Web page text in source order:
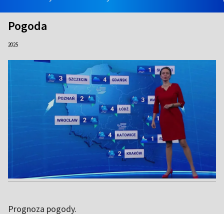
Pogoda
2025
Prognoza pogody.